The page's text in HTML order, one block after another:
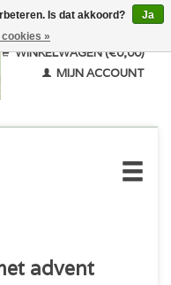
WINKELWAGEN (€0,00)
MIJN ACCOUNT
advent
Is dat akkoord?
Ja
»